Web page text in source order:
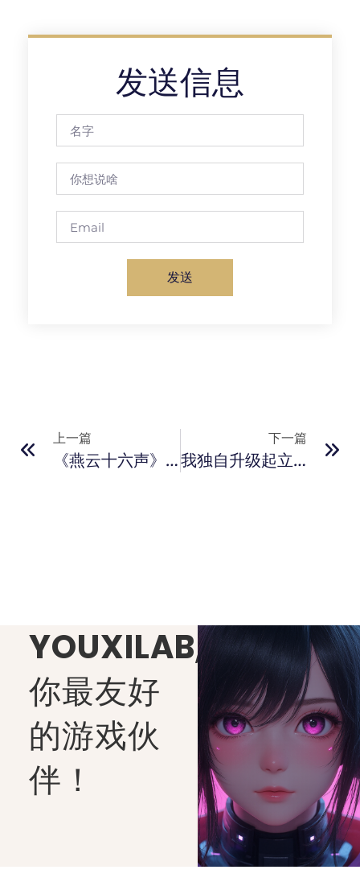
发送信息
发送
上一篇
《燕云十六声》新手攻略 上手开荒保姆级指南
下一篇
我独自升级起立觉醒修改器风灵月影版
YOUXILAB,
你最友好
的游戏伙
伴！